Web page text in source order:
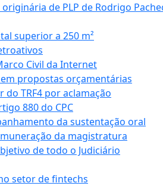
de PLP de Rodrigo
superior a 250 m²
Civil da Internet
propostas orçamentárias
TRF4 por aclamação
880 do CPC
da sustentação oral
da magistratura
de todo o Judiciário
setor de fintechs